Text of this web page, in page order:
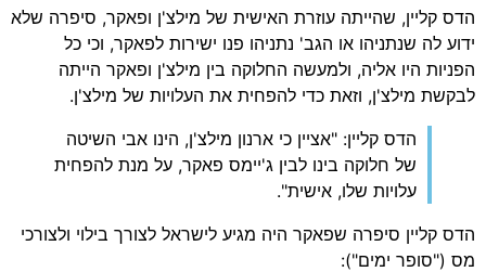
קליין, שהייתה עוזרת האישית של מילצ'ן ופאקר, סיפרה שלא
לה שנתניהו או הגב' נתניהו פנו ישירות לפאקר, וכי כל
היו אליה, ולמעשה החלוקה בין מילצ'ן ופאקר הייתה
מילצ'ן, וזאת כדי להפחית את העלויות של מילצ'ן.
הדס קליין: "אציין כי ארנון מילצ'ן, הינו אבי השיטה
של חלוקה בינו לבין ג'יימס פאקר, על מנת להפחית
עלויות שלו, אישית".
קליין סיפרה שפאקר היה מגיע לישראל לצורך בילוי ולצורכי
ימים"):